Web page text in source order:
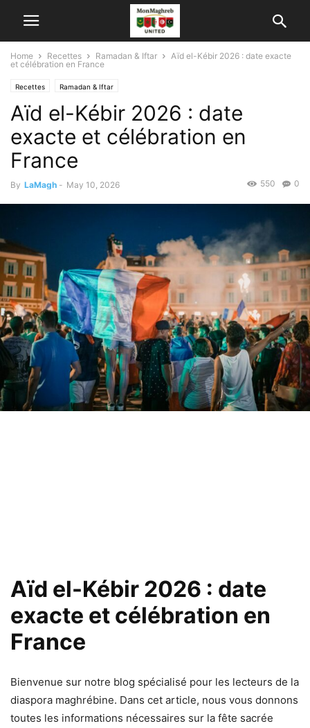
Home Recettes Ramadan & Iftar
Aïd el-Kébir 2026 : date exacte
et célébration en France
Recettes Ramadan & Iftar
Aïd el-Kébir 2026 : date
exacte et célébration en
France
By LaMagh - May 10, 2026 0
550
Aïd el-Kébir 2026 : date
exacte et célébration en
France
Bienvenue sur notre blog spécialisé pour les lecteurs de la
diaspora maghrébine. Dans cet article, nous vous donnons
toutes les informations nécessaires sur la fête sacrée